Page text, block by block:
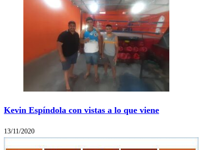
Kevin Espíndola con vistas a lo que viene
13/11/2020